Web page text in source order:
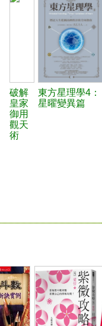
破解
皇家
御用
觀天
術
東方星理學4：
星曜變異篇